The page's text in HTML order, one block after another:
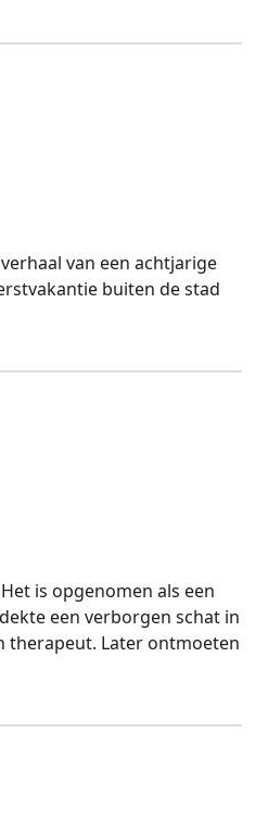
van een achtjarige
buiten de stad
is opgenomen als een
een verborgen schat in
therapeut. Later ontmoeten